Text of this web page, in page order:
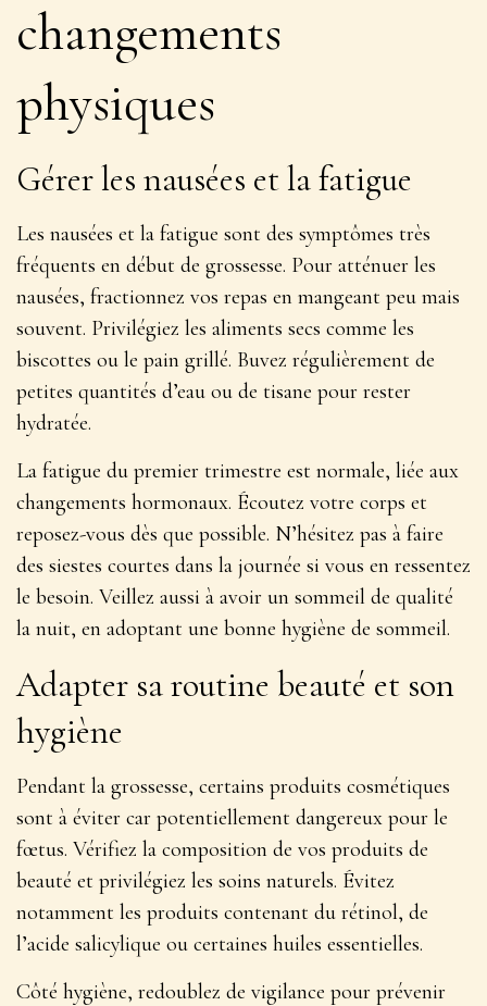
changements
physiques
Gérer les nausées et la fatigue
Les nausées et la fatigue sont des symptômes très
fréquents en début de grossesse. Pour atténuer les
nausées, fractionnez vos repas en mangeant peu mais
souvent. Privilégiez les aliments secs comme les
biscottes ou le pain grillé. Buvez régulièrement de
petites quantités d’eau ou de tisane pour rester
hydratée.
La fatigue du premier trimestre est normale, liée aux
changements hormonaux. Écoutez votre corps et
reposez-vous dès que possible. N’hésitez pas à faire
des siestes courtes dans la journée si vous en ressentez
le besoin. Veillez aussi à avoir un sommeil de qualité
la nuit, en adoptant une bonne hygiène de sommeil.
Adapter sa routine beauté et son
hygiène
Pendant la grossesse, certains produits cosmétiques
sont à éviter car potentiellement dangereux pour le
fœtus. Vérifiez la composition de vos produits de
beauté et privilégiez les soins naturels. Évitez
notamment les produits contenant du rétinol, de
l’acide salicylique ou certaines huiles essentielles.
Côté hygiène, redoublez de vigilance pour prévenir